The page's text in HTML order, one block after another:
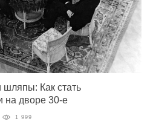
Как стать
на дворе 30-е
1 999